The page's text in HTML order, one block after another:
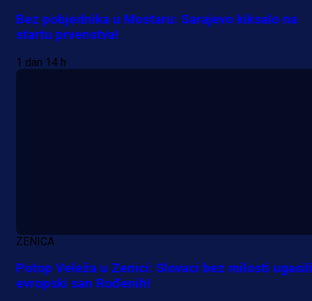
23 h 5 min
Bez pobjednika u Mostaru: Sarajevo kiksalo na
startu prvenstva!
1 dan 14 h
ZENICA
Potop Veleža u Zenici: Slovaci bez milosti ugasili
evropski san Rođenih!